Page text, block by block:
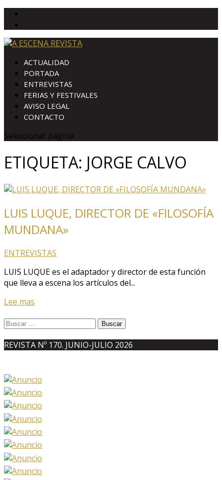
ACTUALIDAD
PORTADA
ENTREVISTAS
FERIAS Y FESTIVALES
AVISO LEGAL
CONTACTO
Seleccionar página
ETIQUETA: JORGE CALVO
LUIS LUQUE, DIRECTOR DE «FILOSOFÍA
MUNDANA»
ENTREVISTAS
LUIS LUQUE es el adaptador y director de esta función
que lleva a escena los artículos del...
Lee mas
Buscar:
REVISTA Nº 170. JUNIO-JULIO 2026